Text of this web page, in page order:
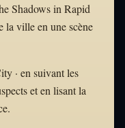
Shadows in Rapid
la ville en une scène
· en suivant les
et en lisant la